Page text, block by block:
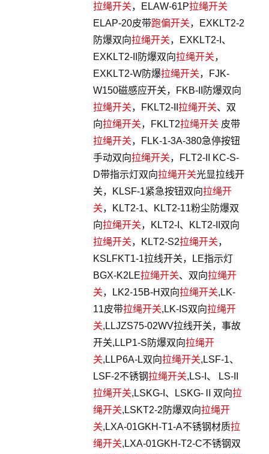
拉绳开关，ELAW-61P拉绳开关
ELAP-20皮带跑偏开关，EXKLT2-2
防爆双向拉绳开关，EXKLT2-I、
EXKLT2-II防爆双向拉绳开关，
EXKLT2-W防爆拉绳开关，FJK-
W150磁感应开关，FKB-II防爆双向
拉绳开关，FKLT2-II 拉绳开关、双
向拉绳开关，FKLT2拉绳开关 皮带
拉绳开关，FLK-1-3A-380急停按钮
手动双向拉绳开关，FLT2-II KC-S-
D带指示灯双向拉绳开关光显拉线开
关，KLSF-1紧急按钮双向拉绳开
关，KLT2-1、KLT2-11粉尘防爆双
向拉绳开关，KLT2-I、KLT2-II双向
拉绳开关，KLT2-S2拉绳开关，
KSLFKT1-1拉线开关，LE指示灯
BGX-K2LE拉绳开关、双向拉绳开
关，LK2-15B-H双向拉绳开关,LK-
11皮带拉绳开关,LK-IS双向拉绳开
关,LLJZS75-02WV拉线开关，事故
开关,LLP1-S防爆双向拉绳开
关,LLP6A-L双向拉绳开关,LSF-1、
LSF-2不锈钢拉绳开关,LS-I、 LS-II
拉绳开关,LSKG-I、LSKG-Ⅱ双向拉
绳开关,LSKT2-2防爆双向拉绳开
关,LXA-01GKH-T1-A不锈钢材质拉
绳开关,LXA-01GKH-T2-C不锈钢双